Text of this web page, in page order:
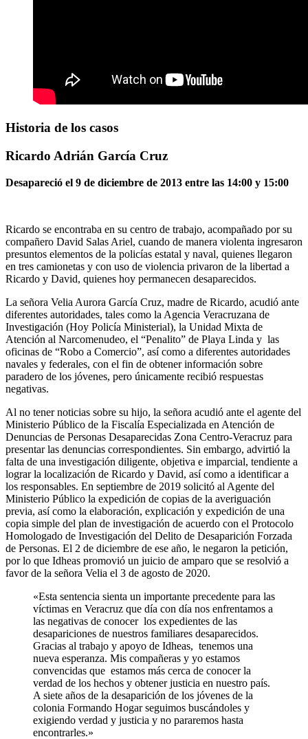
Historia de los casos
Ricardo Adrián García Cruz
Desapareció el 9 de diciembre de 2013 entre las 14:00 y 15:00
Ricardo se encontraba en su centro de trabajo, acompañado por su
compañero David Salas Ariel, cuando de manera violenta ingresaron
presuntos elementos de la policías estatal y naval, quienes llegaron
en tres camionetas y con uso de violencia privaron de la libertad a
Ricardo y David, quienes hoy permanecen desaparecidos.
La señora Velia Aurora García Cruz, madre de Ricardo, acudió ante
diferentes autoridades, tales como la Agencia Veracruzana de
Investigación (Hoy Policía Ministerial), la Unidad Mixta de
Atención al Narcomenudeo, el “Penalito” de Playa Linda y las
oficinas de “Robo a Comercio”, así como a diferentes autoridades
navales y federales, con el fin de obtener información sobre
paradero de los jóvenes, pero únicamente recibió respuestas
negativas.
Al no tener noticias sobre su hijo, la señora acudió ante el agente del
Ministerio Público de la Fiscalía Especializada en Atención de
Denuncias de Personas Desaparecidas Zona Centro-Veracruz para
presentar las denuncias correspondientes. Sin embargo, advirtió la
falta de una investigación diligente, objetiva e imparcial, tendiente a
lograr la localización de Ricardo y David, así como a identificar a
los responsables. En septiembre de 2019 solicitó al Agente del
Ministerio Público la expedición de copias de la averiguación
previa, así como la elaboración, explicación y expedición de una
copia simple del plan de investigación de acuerdo con el Protocolo
Homologado de Investigación del Delito de Desaparición Forzada
de Personas. El 2 de diciembre de ese año, le negaron la petición,
por lo que Idheas promovió un juicio de amparo que se resolvió a
favor de la señora Velia el 3 de agosto de 2020.
«Esta sentencia sienta un importante precedente para las
víctimas en Veracruz que día con día nos enfrentamos a
las negativas de conocer los expedientes de las
desapariciones de nuestros familiares desaparecidos.
Gracias al trabajo y apoyo de Idheas, tenemos una
nueva esperanza. Mis compañeras y yo estamos
convencidas que estamos más cerca de conocer la
verdad de los hechos y obtener justicia en nuestro país.
A siete años de la desaparición de los jóvenes de la
colonia Formando Hogar seguimos buscándoles y
exigiendo verdad y justicia y no pararemos hasta
encontrarles.»